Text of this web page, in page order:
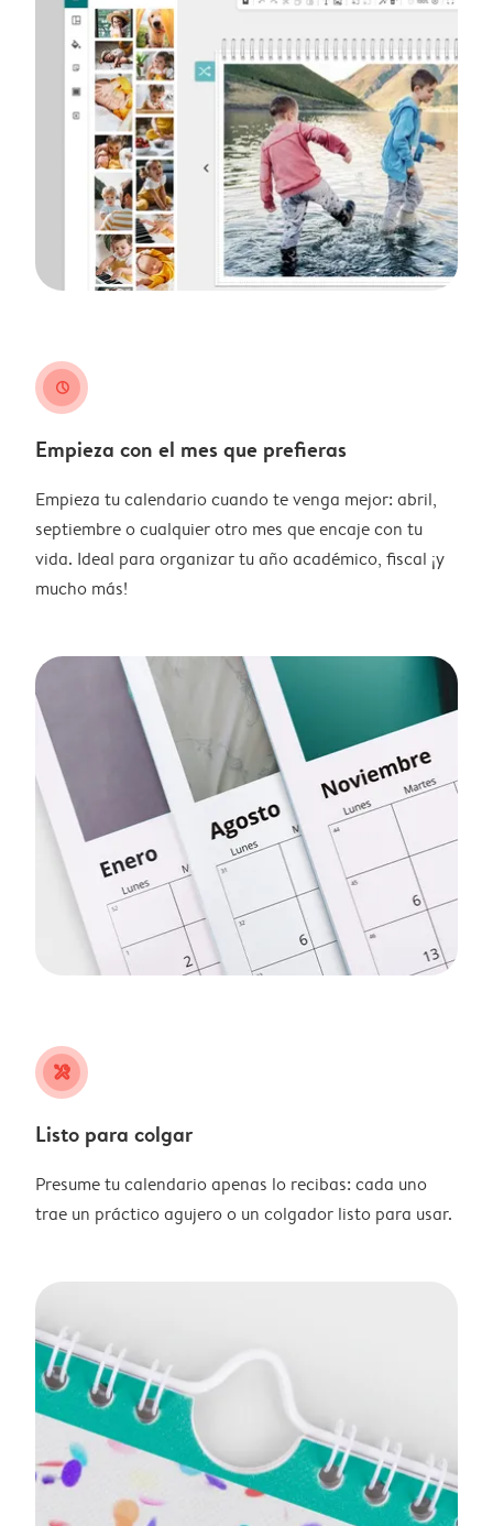
clock
Empieza con el mes que prefieras
Empieza tu calendario cuando te venga mejor: abril,
septiembre o cualquier otro mes que encaje con tu
vida. Ideal para organizar tu año académico, fiscal ¡y
mucho más!
tools
Listo para colgar
Presume tu calendario apenas lo recibas: cada uno
trae un práctico agujero o un colgador listo para usar.